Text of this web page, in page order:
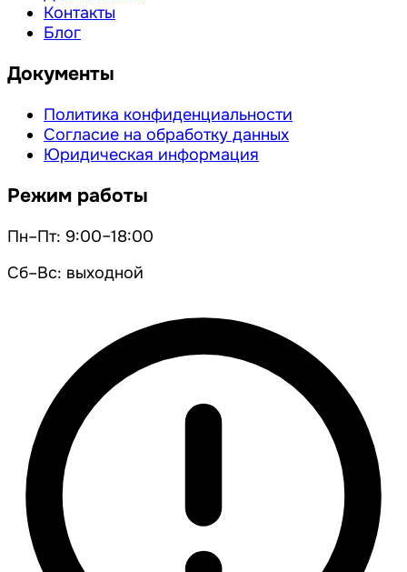
Контакты
Блог
Документы
Политика конфиденциальности
Согласие на обработку данных
Юридическая информация
Режим работы
Пн–Пт: 9:00–18:00
Сб–Вс: выходной